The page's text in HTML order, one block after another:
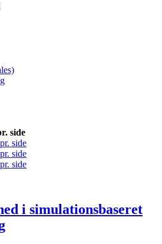
side
side
side
side
i simulationsbaseret